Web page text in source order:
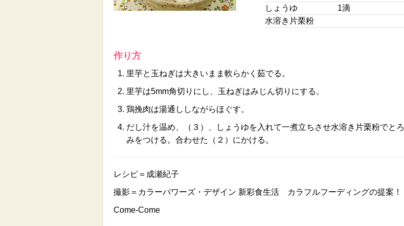
しょうゆ
1滴
水溶き片栗粉
作り方
里芋と玉ねぎは大きいまま軟らかく茹でる。
里芋は5mm角切りにし、玉ねぎはみじん切りにする。
鶏挽肉は湯通ししながらほぐす。
だし汁を温め、（３）、しょうゆを入れて一煮立ちさせ水溶き片栗粉でとろ
みをつける。合わせた（２）にかける。
レシピ＝成瀬紀子
撮影＝カラーパワーズ・デザイン 新彩食生活 カラフルフーディングの提案！
Come-Come